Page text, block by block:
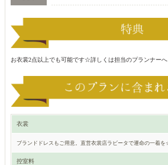
お衣裳2点以上でも可能です☆詳しくは担当のプランナー
衣裳
ブランドドレスもご用意。直営衣裳店ラビータで運命の一着
控室料